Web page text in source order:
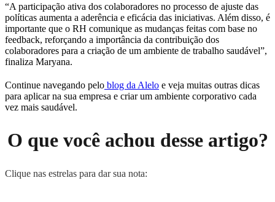
“A participação ativa dos colaboradores no processo de ajuste das
políticas aumenta a aderência e eficácia das iniciativas. Além disso, é
importante que o RH comunique as mudanças feitas com base no
feedback, reforçando a importância da contribuição dos
colaboradores para a criação de um ambiente de trabalho saudável”,
finaliza Maryana.
Continue navegando pelo blog da Alelo e veja muitas outras dicas
para aplicar na sua empresa e criar um ambiente corporativo cada
vez mais saudável.
O que você achou desse artigo?
Clique nas estrelas para dar sua nota: